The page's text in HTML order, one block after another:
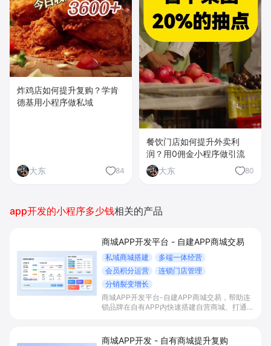
炸鸡店如何提升复购？学肯
德基用小程序做私域
大东 84
餐饮门店如何提升外卖利
润？用0佣金小程序做引流
大东
80
app开发的小程序多少钱相关的产品
商城APP开发平台 - 自建APP商城交易
私域商城搭建
多端一体经营
会员积分运营
连锁门店管理
分销裂变增长
商城APP开发平台-自建APP商城交易，帮助连
锁品牌在自有APP内快速搭建自营商城、打通多
商城APP开发 - 自有商城提升复购